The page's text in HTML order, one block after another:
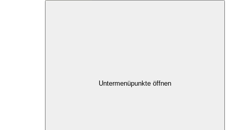
Untermenüpunkte öffnen